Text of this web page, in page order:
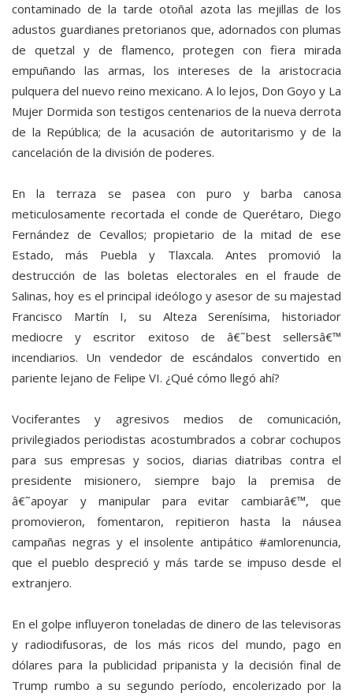
contaminado de la tarde otoñal azota las mejillas de los
adustos guardianes pretorianos que, adornados con plumas
de quetzal y de flamenco, protegen con fiera mirada
empuñando las armas, los intereses de la aristocracia
pulquera del nuevo reino mexicano. A lo lejos, Don Goyo y La
Mujer Dormida son testigos centenarios de la nueva derrota
de la República; de la acusación de autoritarismo y de la
cancelación de la división de poderes.
En la terraza se pasea con puro y barba canosa
meticulosamente recortada el conde de Querétaro, Diego
Fernández de Cevallos; propietario de la mitad de ese
Estado, más Puebla y Tlaxcala. Antes promovió la
destrucción de las boletas electorales en el fraude de
Salinas, hoy es el principal ideólogo y asesor de su majestad
Francisco Martín I, su Alteza Serenísima, historiador
mediocre y escritor exitoso de â€˜best sellersâ€™
incendiarios. Un vendedor de escándalos convertido en
pariente lejano de Felipe VI. ¿Qué cómo llegó ahí?
Vociferantes y agresivos medios de comunicación,
privilegiados periodistas acostumbrados a cobrar cochupos
para sus empresas y socios, diarias diatribas contra el
presidente misionero, siempre bajo la premisa de
â€˜apoyar y manipular para evitar cambiarâ€™, que
promovieron, fomentaron, repitieron hasta la náusea
campañas negras y el insolente antipático #amlorenuncia,
que el pueblo despreció y más tarde se impuso desde el
extranjero.
En el golpe influyeron toneladas de dinero de las televisoras
y radiodifusoras, de los más ricos del mundo, pago en
dólares para la publicidad pripanista y la decisión final de
Trump rumbo a su segundo período, encolerizado por la